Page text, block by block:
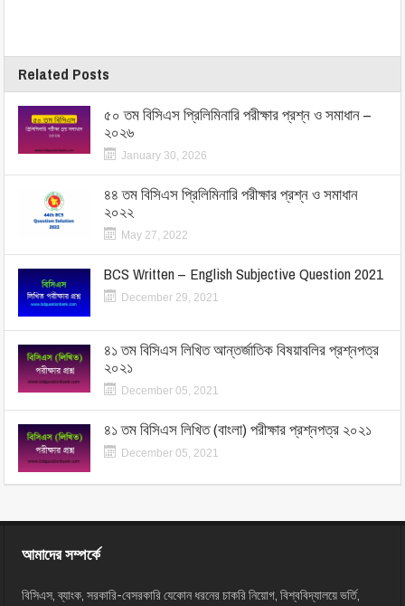
Related Posts
৫০ তম বিসিএস প্রিলিমিনারি পরীক্ষার প্রশ্ন ও সমাধান –
২০২৬
January 30, 2026
৪৪ তম বিসিএস প্রিলিমিনারি পরীক্ষার প্রশ্ন ও সমাধান
২০২২
May 27, 2022
BCS Written – English Subjective Question 2021
December 29, 2021
৪১ তম বিসিএস লিখিত আন্তর্জাতিক বিষয়াবলির প্রশ্নপত্র
২০২১
December 05, 2021
৪১ তম বিসিএস লিখিত (বাংলা) পরীক্ষার প্রশ্নপত্র ২০২১
December 05, 2021
আমাদের সম্পর্কে
বিসিএস, ব্যাংক, সরকারি-বেসরকারি যেকোন ধরনের চাকরি নিয়োগ, বিশ্ববিদ্যালয়ে ভর্তি,